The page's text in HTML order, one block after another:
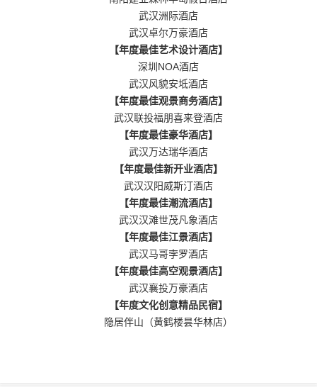
武汉洲际酒店
武汉卓尔万豪酒店
【年度最佳艺术设计酒店】
深圳NOA酒店
武汉风貌安坻酒店
【年度最佳观景商务酒店】
武汉联投福朋喜来登酒店
【年度最佳豪华酒店】
武汉万达瑞华酒店
【年度最佳新开业酒店】
武汉汉阳威斯汀酒店
【年度最佳潮流酒店】
武汉汉滩世茂凡象酒店
【年度最佳江景酒店】
武汉马哥孛罗酒店
【年度最佳高空观景酒店】
武汉襄投万豪酒店
【年度文化创意精品民宿】
隐居伴山（黄鹤楼昙华林店）